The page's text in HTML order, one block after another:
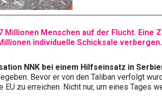
Menschen auf der Flucht. Eine
individuelle Schicksale verbergen.
NNK bei einem Hilfseinsatz in
Bevor er von den Taliban verfolgt
zu erreichen. Nicht nur, um eines Tages